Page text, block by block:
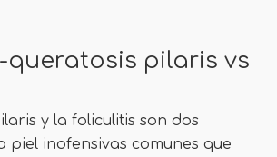
-queratosis pilaris vs
y la foliculitis son dos
piel inofensivas comunes que